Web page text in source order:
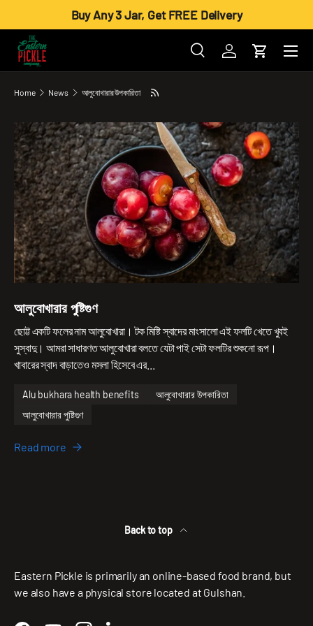
Skip to content
Buy Any 3 Jar, Get FREE Delivery
Search
Product type
SearchLog inCart
Menu
Home News আলুবোখারার উপকারিতা
আলুবোখারার পুষ্টিগুণ
ছোট্ট একটি ফলের নাম আলুবোখারা। টক মিষ্টি স্বাদের মাংসালো এই ফলটি খেতে খুবই
সুস্বাদু। আমরা সাধারণত আলুবোখারা বলতে যেটা পাই সেটা ফলটির শুকনো রূপ।
খাবারের স্বাদ বাড়াতেও মসলা হিসেবে এর...
Alu bukhara health benefits
আলুবোখারার উপকারিতা
আলুবোখারার পুষ্টিগুণ
Read more
Back to top
Eastern Pickle is primarily an online-based food brand, but
we also have a physical store located at Gulshan.